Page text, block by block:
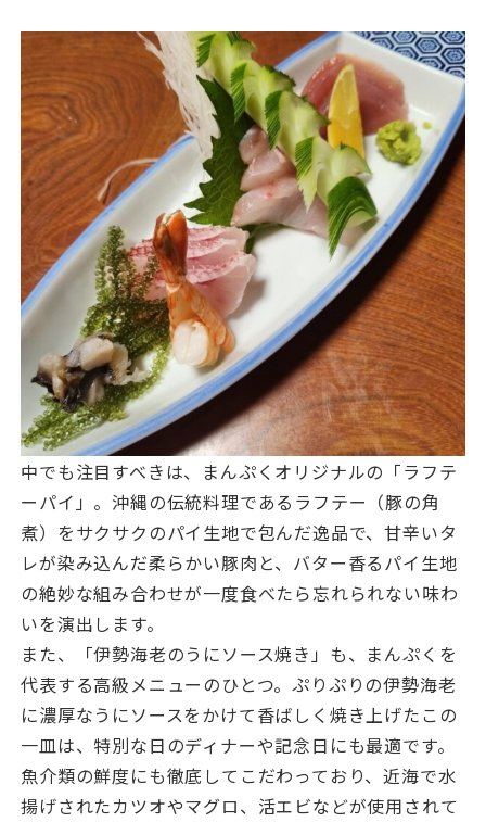
中でも注目すべきは、まんぷくオリジナルの「ラフテ
ーパイ」。沖縄の伝統料理であるラフテー（豚の角
煮）をサクサクのパイ生地で包んだ逸品で、甘辛いタ
レが染み込んだ柔らかい豚肉と、バター香るパイ生地
の絶妙な組み合わせが一度食べたら忘れられない味わ
いを演出します。
また、「伊勢海老のうにソース焼き」も、まんぷくを
代表する高級メニューのひとつ。ぷりぷりの伊勢海老
に濃厚なうにソースをかけて香ばしく焼き上げたこの
一皿は、特別な日のディナーや記念日にも最適です。
魚介類の鮮度にも徹底してこだわっており、近海で水
揚げされたカツオやマグロ、活エビなどが使用されて